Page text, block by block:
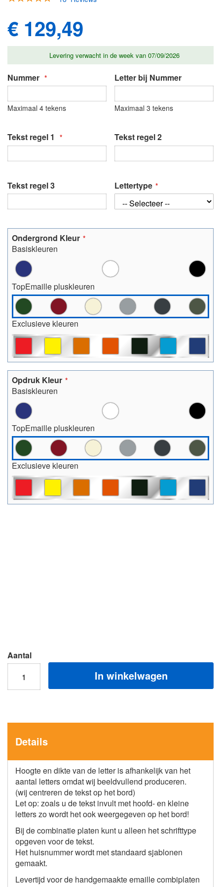
€ 129,49
Levering verwacht in de week van 07/09/2026
Nummer
Maximaal 4 tekens
Letter bij Nummer
Maximaal 3 tekens
Tekst regel 1 Tekst regel 2
Tekst regel 3 Lettertype
Ondergrond Kleur
Basiskleuren
TopEmaille pluskleuren
Exclusieve kleuren
Opdruk Kleur
Basiskleuren
TopEmaille pluskleuren
Exclusieve kleuren
Aantal
In winkelwagen
Details
Hoogte en dikte van de letter is afhankelijk van het
aantal letters omdat wij beeldvullend produceren.
(wij centreren de tekst op het bord)
Let op: zoals u de tekst invult met hoofd- en kleine
letters zo wordt het ook weergegeven op het bord!
Bij de combinatie platen kunt u alleen het schrifttype
opgeven voor de tekst.
Het huisnummer wordt met standaard sjablonen
gemaakt.
Levertijd voor de handgemaakte emaille combiplaten